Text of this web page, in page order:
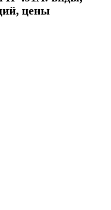
цены